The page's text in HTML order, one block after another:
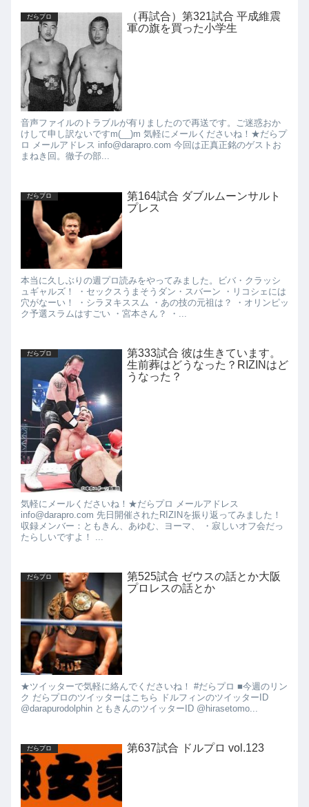
だらプロ
（再試合）第321試合 平成維震
軍の旗を買った小学生
音声ファイルのトラブルが有りましたので再送です。ご迷惑おか
けして申し訳ないですm(__)m 気軽にメールくださいね！★だらプ
ロ メールアドレス info@darapro.com 今回は正真正銘のゲストお
まねき回。徹子の部...
だらプロ
第164試合 ダブルムーンサルト
プレス
本当に久しぶりの週プロ読みをやってみました。ビバ・クラッシ
ュギャルズ！ ・セックスうまそうダン・スバーン ・リコシェには
穴がなーい！ ・シラヌキススム ・あの技の元祖は？ ・オリンピッ
ク予選スラムはすごい ・宮本さん？ ・...
だらプロ
第333試合 彼は生きています。
生前葬はどうなった？RIZINはど
うなった？
気軽にメールくださいね！★だらプロ メールアドレス
info@darapro.com 先日開催されたRIZINを振り返ってみました！
収録メンバー：ともきん、あゆむ、ヨーマ、 ・寂しいオフ会だっ
たらしいですよ！ ...
だらプロ
第525試合 ゼウスの話とか大阪
プロレスの話とか
★ツイッターで気軽に絡んでくださいね！ #だらプロ ■今週のリン
ク だらプロのツイッターはこちら ドルフィンのツイッターID
@darapurodolphin ともきんのツイッターID @hirasetomo...
だらプロ 第637試合 ドルプロ vol.123